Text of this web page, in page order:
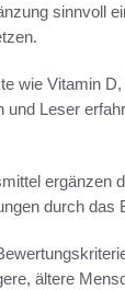
sinnvoll
wie Vitamin
Leser
ergänzen
durch das
ältere